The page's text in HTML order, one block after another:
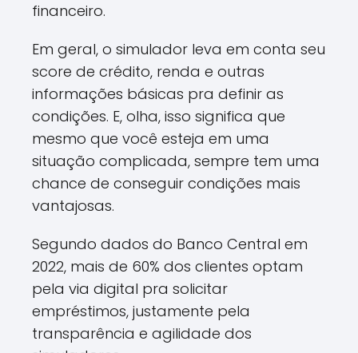
financeiro.
Em geral, o simulador leva em conta seu
score de crédito, renda e outras
informações básicas pra definir as
condições. E, olha, isso significa que
mesmo que você esteja em uma
situação complicada, sempre tem uma
chance de conseguir condições mais
vantajosas.
Segundo dados do Banco Central em
2022, mais de 60% dos clientes optam
pela via digital pra solicitar
empréstimos, justamente pela
transparência e agilidade dos